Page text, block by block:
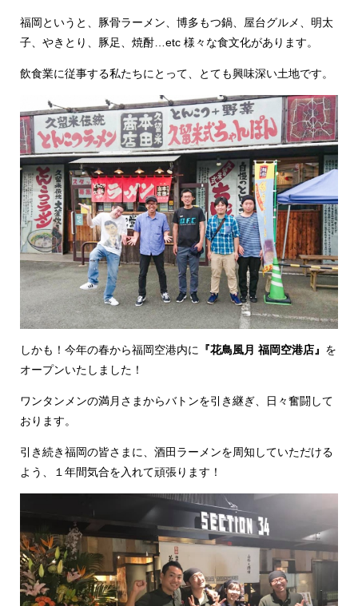
福岡というと、豚骨ラーメン、博多もつ鍋、屋台グルメ、明太
子、やきとり、豚足、焼酎…etc 様々な食文化があります。
飲食業に従事する私たちにとって、とても興味深い土地です。
しかも！今年の春から福岡空港内に 『花鳥風月 福岡空港店』 を
オープンいたしました！
ワンタンメンの満月さまからバトンを引き継ぎ、日々奮闘して
おります。
引き続き福岡の皆さまに、酒田ラーメンを周知していただける
よう、１年間気合を入れて頑張ります！